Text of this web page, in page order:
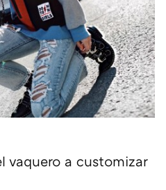
vaquero a customizar